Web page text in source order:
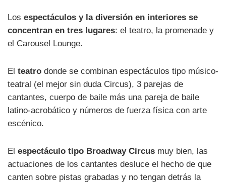
Los espectáculos y la diversión en interiores se
concentran en tres lugares: el teatro, la promenade y
el Carousel Lounge.
El teatro donde se combinan espectáculos tipo músico-
teatral (el mejor sin duda Circus), 3 parejas de
cantantes, cuerpo de baile más una pareja de baile
latino-acrobático y números de fuerza física con arte
escénico.
El espectáculo tipo Broadway Circus muy bien, las
actuaciones de los cantantes desluce el hecho de que
canten sobre pistas grabadas y no tengan detrás la